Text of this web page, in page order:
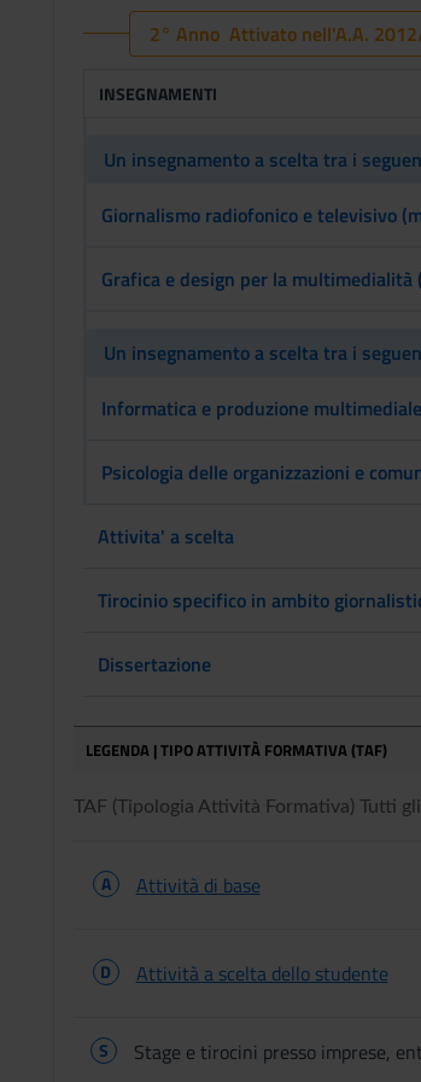
2° Anno Attivato nell'A.A.
INSEGNAMENTI
Un insegnamento a scelta tra i
Giornalismo radiofonico e televisivo
Grafica e design per la multimedialità
Un insegnamento a scelta tra i
Informatica e produzione
Psicologia delle organizzazioni e
Attivita' a scelta
Tirocinio specifico in ambito
Dissertazione
LEGENDA | TIPO ATTIVITÀ FORMATIVA (TAF)
TAF (Tipologia Attività Formativa) Tutti
A Attività di base
D Attività a scelta dello studente
S Stage e tirocini presso imprese,